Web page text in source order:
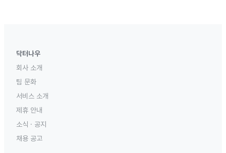
닥터나우
회사 소개
팀 문화
서비스 소개
제휴 안내
소식 · 공지
채용 공고